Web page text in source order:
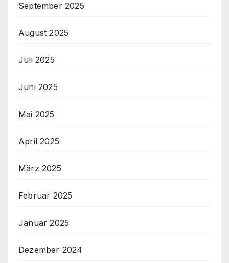
September 2025
August 2025
Juli 2025
Juni 2025
Mai 2025
April 2025
März 2025
Februar 2025
Januar 2025
Dezember 2024